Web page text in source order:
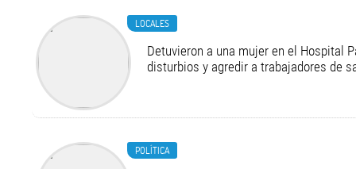
LOCALES
Detuvieron a una mujer en el Hospital
disturbios y agredir a trabajadores de
POLÍTICA